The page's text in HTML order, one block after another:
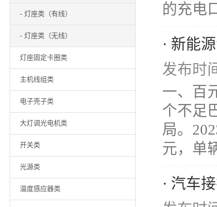
- 灯座类（有线）
- 灯座类（无线）
灯座固定卡圈类
主机线组类
电子壳子类
大灯调光电机类
开关类
光源类
温度感应器类
的充电
· 新能
发布时
一、百
个不足
局。
元，单
· 汽车